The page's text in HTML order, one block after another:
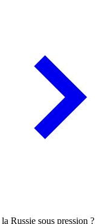
Russie sous pression ?